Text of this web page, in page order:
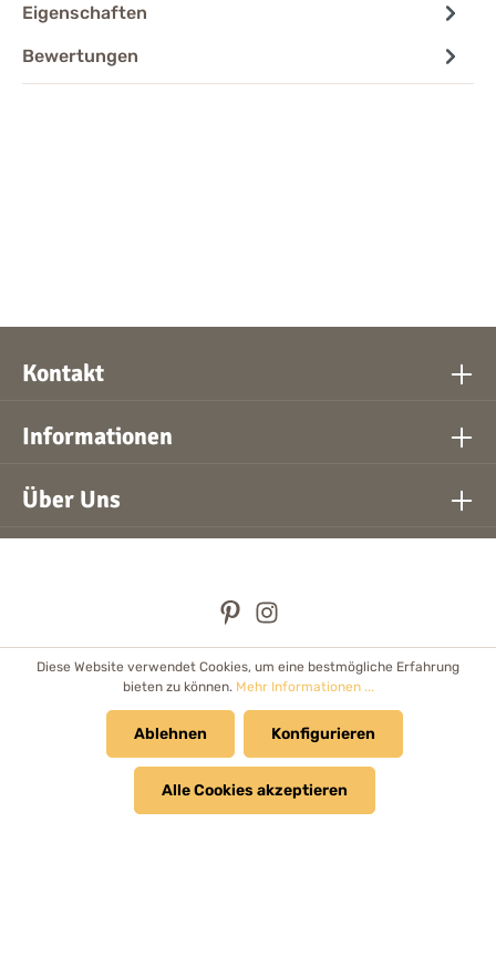
Eigenschaften
Bewertungen
Kontakt
Informationen
Über Uns
* Alle Preise inkl. gesetzl. Mehrwertsteuer zzgl.Versandkosten
und ggf. Nachnahmegebühren, wenn nicht anders angegeben.
© 2026 Bolanz Verlag e.K. - Alle Rechte vorbehalten.
Händler Newsletter
Cookie Einstellungen
Kataloge & Prospekte
Diese Website verwendet Cookies, um eine bestmögliche Erfahrung
bieten zu können. Mehr Informationen ...
Ablehnen Konfigurieren
Alle Cookies akzeptieren